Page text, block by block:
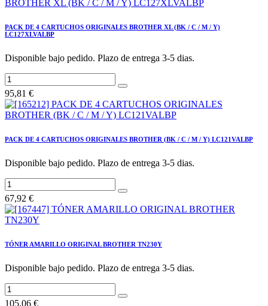
PACK DE 4 CARTUCHOS ORIGINALES BROTHER XL (BK / C / M / Y)
LC127XLVALBP
Disponible bajo pedido. Plazo de entrega 3-5 dias.
95,81 €
PACK DE 4 CARTUCHOS ORIGINALES BROTHER (BK / C / M / Y) LC121VALBP
Disponible bajo pedido. Plazo de entrega 3-5 dias.
67,92 €
TÓNER AMARILLO ORIGINAL BROTHER TN230Y
Disponible bajo pedido. Plazo de entrega 3-5 dias.
105,06 €